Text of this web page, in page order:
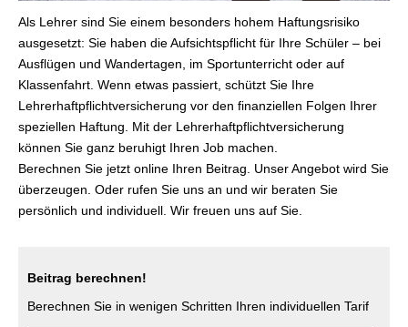
Als Lehrer sind Sie einem besonders hohem Haftungsrisiko
ausgesetzt: Sie haben die Aufsichtspflicht für Ihre Schüler – bei
Ausflügen und Wandertagen, im Sportunterricht oder auf
Klassenfahrt. Wenn etwas passiert, schützt Sie Ihre
Lehrerhaftpflichtversicherung vor den finanziellen Folgen Ihrer
speziellen Haftung. Mit der Lehrerhaftpflichtversicherung
können Sie ganz beruhigt Ihren Job machen.
Berechnen Sie jetzt online Ihren Beitrag. Unser Angebot wird Sie
überzeugen. Oder rufen Sie uns an und wir beraten Sie
persönlich und individuell. Wir freuen uns auf Sie.
Beitrag berechnen!
Berechnen Sie in wenigen Schritten Ihren individuellen Tarif